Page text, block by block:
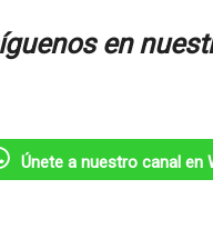
en
Únete a nuestro canal en